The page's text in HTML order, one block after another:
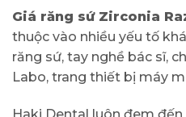
Giá răng sứ Zirconia
thuộc vào nhiều yếu tố
răng sứ, tay nghề bác sĩ,
Labo, trang thiết bị máy